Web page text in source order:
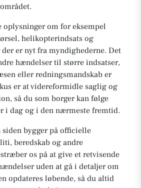
oplysninger om for eksempel
helikopterindsats og
er nyt fra myndighederne. Det
hændelser til større indsatser,
eller redningsmandskab er
er at videreformidle saglig og
så du som borger kan følge
i dag og i den nærmeste fremtid.
bygger på officielle
beredskab og andre
os på at give et retvisende
uden at gå i detaljer om
opdateres løbende, så du altid